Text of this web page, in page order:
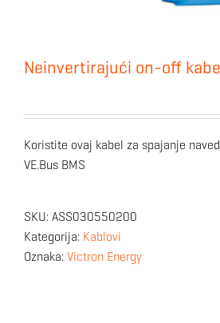
Neinvertirajući on-off
Koristite ovaj kabel za spajanje
VE.Bus BMS
SKU: ASS030550200
Kategorija: Kablovi
Oznaka: Victron Energy